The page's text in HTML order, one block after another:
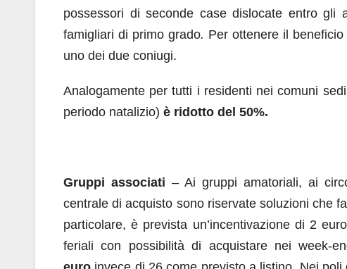
possessori di seconde case dislocate entro
famigliari di primo grado. Per ottenere il
uno dei due coniugi.
Analogamente per tutti i residenti nei comuni
periodo natalizio) è ridotto del 50%.
Gruppi associati – Ai gruppi amatoriali, ai
centrale di acquisto sono riservate soluzioni che
particolare, è prevista un’incentivazione di 2
feriali con possibilità di acquistare nei week-